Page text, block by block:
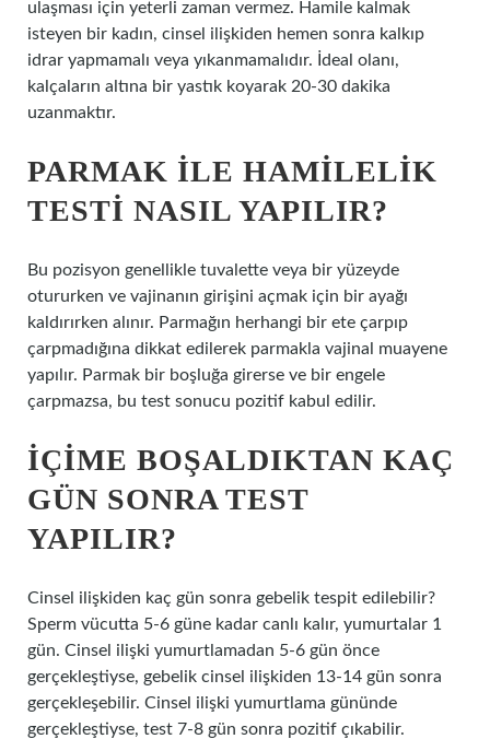
ulaşması için yeterli zaman vermez. Hamile kalmak
isteyen bir kadın, cinsel ilişkiden hemen sonra kalkıp
idrar yapmamalı veya yıkanmamalıdır. İdeal olanı,
kalçaların altına bir yastık koyarak 20-30 dakika
uzanmaktır.
PARMAK ILE HAMILELIK
TESTI NASIL YAPILIR?
Bu pozisyon genellikle tuvalette veya bir yüzeyde
otururken ve vajinanın girişini açmak için bir ayağı
kaldırırken alınır. Parmağın herhangi bir ete çarpıp
çarpmadığına dikkat edilerek parmakla vajinal muayene
yapılır. Parmak bir boşluğa girerse ve bir engele
çarpmazsa, bu test sonucu pozitif kabul edilir.
İÇIME BOŞALDIKTAN KAÇ
GÜN SONRA TEST
YAPILIR?
Cinsel ilişkiden kaç gün sonra gebelik tespit edilebilir?
Sperm vücutta 5-6 güne kadar canlı kalır, yumurtalar 1
gün. Cinsel ilişki yumurtlamadan 5-6 gün önce
gerçekleştiyse, gebelik cinsel ilişkiden 13-14 gün sonra
gerçekleşebilir. Cinsel ilişki yumurtlama gününde
gerçekleştiyse, test 7-8 gün sonra pozitif çıkabilir.